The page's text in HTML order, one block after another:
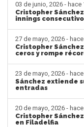
03 de junio, 2026 - hace
Cristopher
innings
27 de mayo, 2026 -
Cristopher
ceros y rompe
23 de mayo, 2026 -
Sánchez extiende
entradas
20 de mayo, 2026 -
Cristopher
en Filadelfia